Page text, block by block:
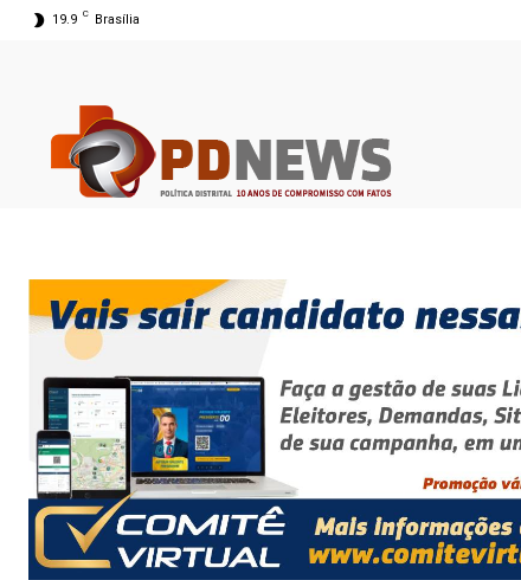
19.9 C Brasília